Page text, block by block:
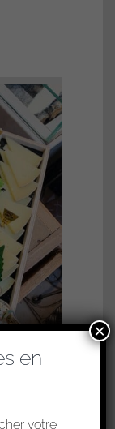
en
votre
×